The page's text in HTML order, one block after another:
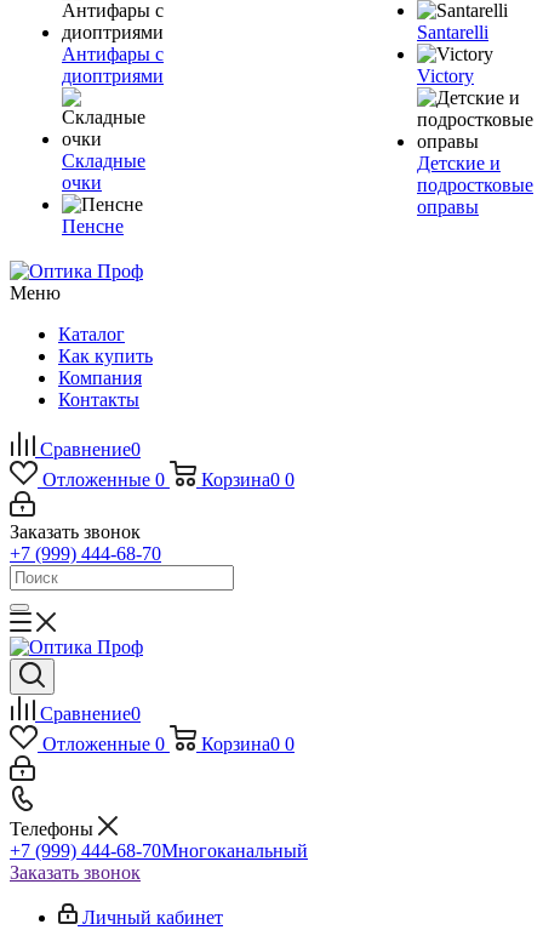
Антифары с
диоптриями
Складные
очки
Пенсне
Santarelli
Victory
Детские и
подростковые
оправы
Меню
Каталог
Как купить
Компания
Контакты
Сравнение0
Отложенные 0 Корзина0 0
Заказать звонок
+7 (999) 444-68-70
Сравнение0
Отложенные 0 Корзина0 0
Телефоны
+7 (999) 444-68-70Многоканальный
Заказать звонок
Личный кабинет